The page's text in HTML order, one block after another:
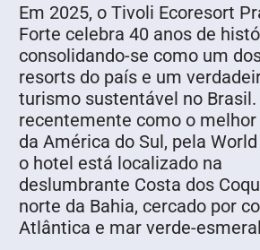
Em 2025, o Tivoli Ecoresort
Forte celebra 40 anos de
consolidando-se como um
resorts do país e um
turismo sustentável no
recentemente como o
da América do Sul, pela
o hotel está localizado na
deslumbrante Costa dos
norte da Bahia, cercado por
Atlântica e mar verde-